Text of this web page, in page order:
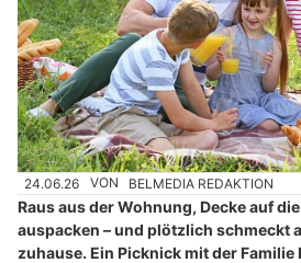
24.06.26 VON BELMEDIA REDAKTION
Raus aus der Wohnung, Decke auf
auspacken – und plötzlich schmeckt
zuhause. Ein Picknick mit der Familie